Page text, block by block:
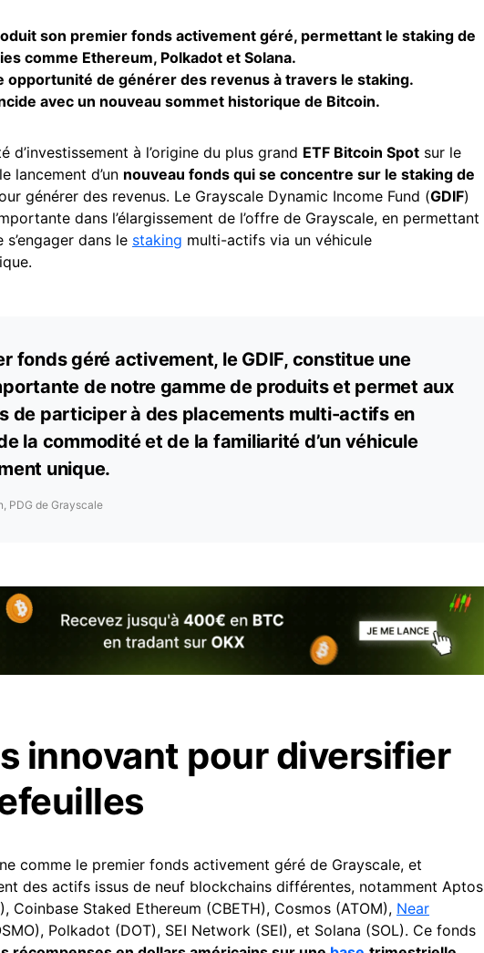
son premier fonds activement géré, permettant le staking de
comme Ethereum, Polkadot et Solana.
opportunité de générer des revenus à travers le staking.
avec un nouveau sommet historique de Bitcoin.
d’investissement à l’origine du plus grand ETF Bitcoin Spot sur le
lancement d’un nouveau fonds qui se concentre sur le staking de
générer des revenus. Le Grayscale Dynamic Income Fund (GDIF)
dans l’élargissement de l’offre de Grayscale, en permettant
dans le staking multi-actifs via un véhicule
fonds géré activement, le GDIF, constitue une
de notre gamme de produits et permet aux
de participer à des placements multi-actifs en
la commodité et de la familiarité d’un véhicule
unique.
PDG de Grayscale
innovant pour diversifier
comme le premier fonds activement géré de Grayscale, et
des actifs issus de neuf blockchains différentes, notamment Aptos
Coinbase Staked Ethereum (CBETH), Cosmos (ATOM), Near
Polkadot (DOT), SEI Network (SEI), et Solana (SOL). Ce fonds